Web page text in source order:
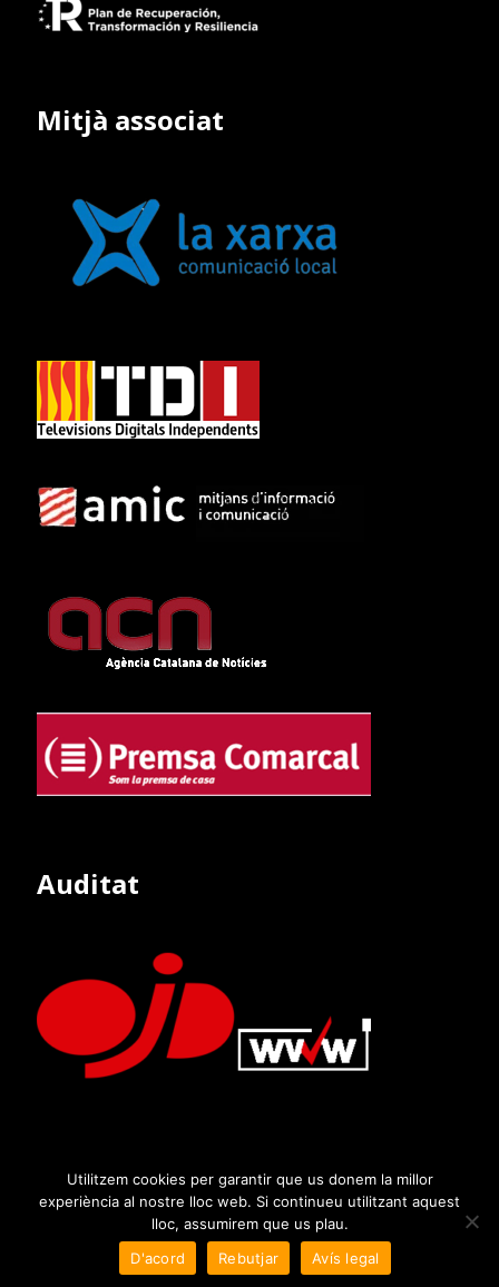
Mitjà associat
Auditat
Utilitzem cookies per garantir que us donem la millor
experiència al nostre lloc web. Si continueu utilitzant aquest
lloc, assumirem que us plau.
D'acord
Rebutjar Avís legal